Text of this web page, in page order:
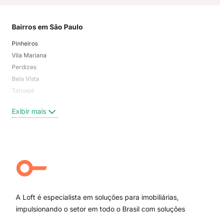
Bairros em São Paulo
Pinheiros
Vila Mariana
Perdizes
Bela Vista
Tatuapé
Centro
Campo Belo
Ipiranga
Paraíso
Itaim Bibi
Exibir mais
A Loft é especialista em soluções para imobiliárias,
impulsionando o setor em todo o Brasil com soluções